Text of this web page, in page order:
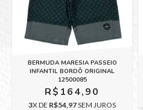
BERMUDA MARESIA PASSEIO
INFANTIL BORDÔ ORIGINAL
12500085
R$164,90
3X DE R$54,97SEM JUROS